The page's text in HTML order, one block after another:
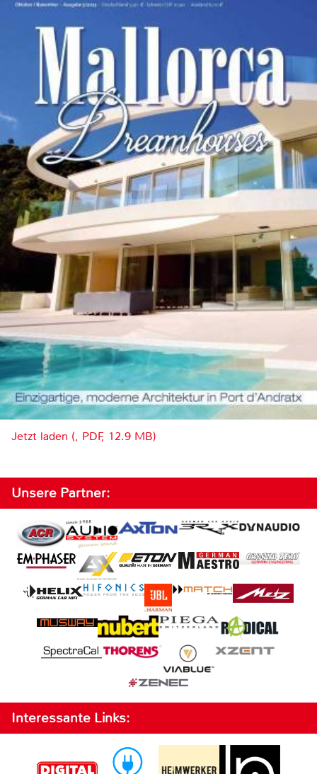
Jetzt laden (, PDF, 12.9 MB)
Unsere Partner:
Interessante Links: